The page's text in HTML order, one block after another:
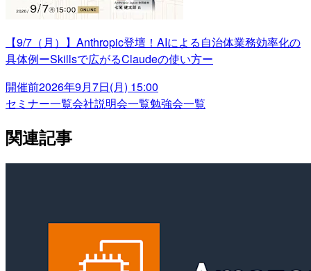
【9/7（月）】Anthropic登壇！AIによる自治体業務効率化の
具体例ーSkillsで広がるClaudeの使い方ー
開催前2026年9月7日(月) 15:00
セミナー一覧会社説明会一覧勉強会一覧
関連記事